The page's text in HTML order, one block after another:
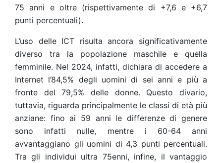
75 anni e oltre (rispettivamente di +7,6 e +6,7
punti percentuali).
L’uso delle ICT risulta ancora significativamente
diverso tra la popolazione maschile e quella
femminile. Nel 2024, infatti, dichiara di accedere a
Internet l’84,5% degli uomini di sei anni e più a
fronte del 79,5% delle donne. Questo divario,
tuttavia, riguarda principalmente le classi di età più
anziane: fino ai 59 anni le differenze di genere
sono infatti nulle, mentre i 60-64 anni
avvantaggiano gli uomini di 4,3 punti percentuali.
Tra gli individui ultra 75enni, infine, il vantaggio